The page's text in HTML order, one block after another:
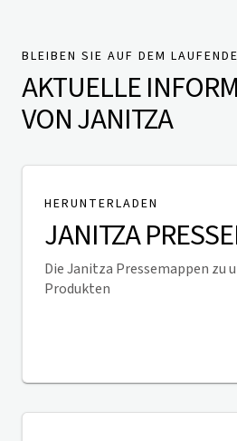
BLEIBEN SIE AUF DEM
AKTUELLE
VON JANITZA
HERUNTERLADEN
JANITZA
Die Janitza Pressemappen zu
Produkten